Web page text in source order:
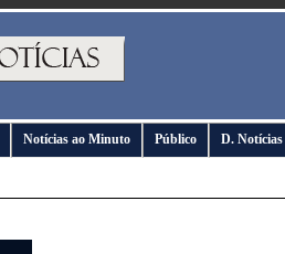
Notícias ao Minuto Público D. Notícias